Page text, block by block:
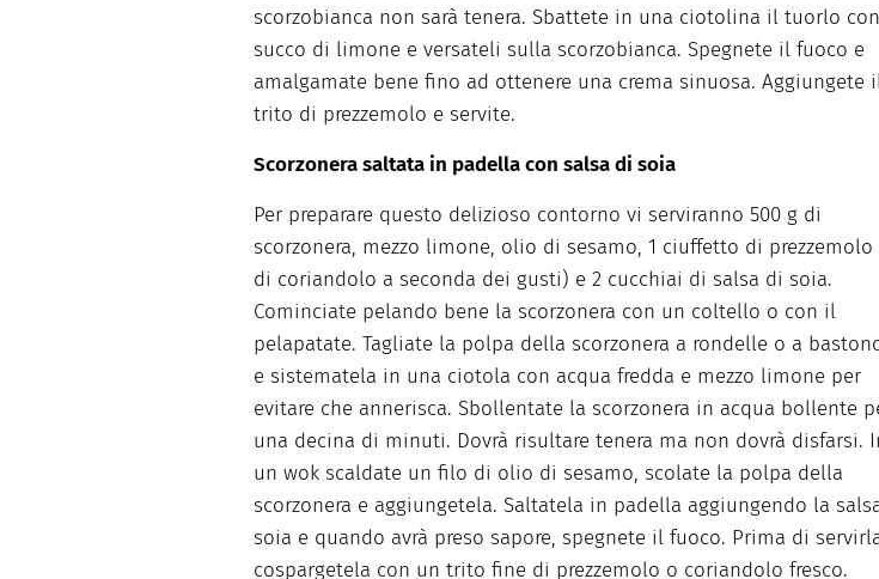
scorzobianca non sarà tenera. Sbattete in una ciotolina il tuorlo
succo di limone e versateli sulla scorzobianca. Spegnete il fuoco e
amalgamate bene fino ad ottenere una crema sinuosa. Aggiungete
trito di prezzemolo e servite.
Scorzonera saltata in padella con salsa di soia
Per preparare questo delizioso contorno vi serviranno 500 g di
scorzonera, mezzo limone, olio di sesamo, 1 ciuffetto di prezzemolo
di coriandolo a seconda dei gusti) e 2 cucchiai di salsa di soia.
Cominciate pelando bene la scorzonera con un coltello o con il
pelapatate. Tagliate la polpa della scorzonera a rondelle o a
e sistematela in una ciotola con acqua fredda e mezzo limone per
evitare che annerisca. Sbollentate la scorzonera in acqua bollente
una decina di minuti. Dovrà risultare tenera ma non dovrà disfarsi.
un wok scaldate un filo di olio di sesamo, scolate la polpa della
scorzonera e aggiungetela. Saltatela in padella aggiungendo la
soia e quando avrà preso sapore, spegnete il fuoco. Prima di
cospargetela con un trito fine di prezzemolo o coriandolo fresco.